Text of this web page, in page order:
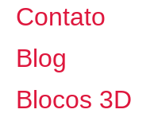
Contato
Blog
Blocos 3D